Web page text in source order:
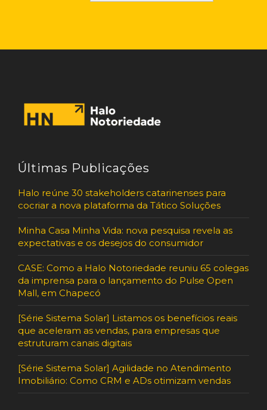
Últimas Publicações
Halo reúne 30 stakeholders catarinenses para
cocriar a nova plataforma da Tático Soluções
Minha Casa Minha Vida: nova pesquisa revela as
expectativas e os desejos do consumidor
CASE: Como a Halo Notoriedade reuniu 65 colegas
da imprensa para o lançamento do Pulse Open
Mall, em Chapecó
[Série Sistema Solar] Listamos os benefícios reais
que aceleram as vendas, para empresas que
estruturam canais digitais
[Série Sistema Solar] Agilidade no Atendimento
Imobiliário: Como CRM e ADs otimizam vendas